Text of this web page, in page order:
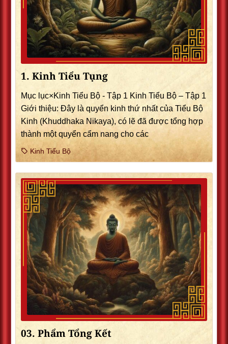
1. Kinh Tiểu Tụng
Mục lục×Kinh Tiểu Bộ - Tập 1 Kinh Tiểu Bộ – Tập 1
Giới thiệu: Ðây là quyển kinh thứ nhất của Tiểu Bộ
Kinh (Khuddhaka Nikaya), có lẽ đã được tổng hợp
thành một quyển cẩm nang cho các
Kinh Tiểu Bộ
03. Phẩm Tổng Kết